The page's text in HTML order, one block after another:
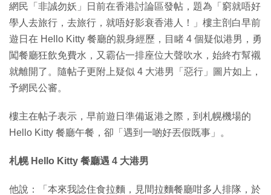
網民「非誠勿妖」日前在香港討論區發帖，題為「窮就唔好
學人去旅行，去旅行，就唔好影衰香港人！」樓主剖白早前
遊日在 Hello Kitty 餐廳的親身經歷，目睹 4 個疑似港男，勇
闖餐廳狂飲免費水，又霸佔一排座位大聲吹水，始終冇幫襯
就離開了。隨帖子更附上疑似 4 大港男「惡行」圖片如上，
予網民公審。
樓主在帖子表示，早前遊日準備返港之際，到札幌機場的
Hello Kitty 餐廳午餐，卻「遇到一啲好丟假既事」。
札幌 Hello Kitty 餐廳遇 4 大港男
他說：「本來我諗住食拉麵，見間拉麵餐廳咁多人排隊，於